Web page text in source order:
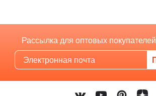
Рассылка для оптовых